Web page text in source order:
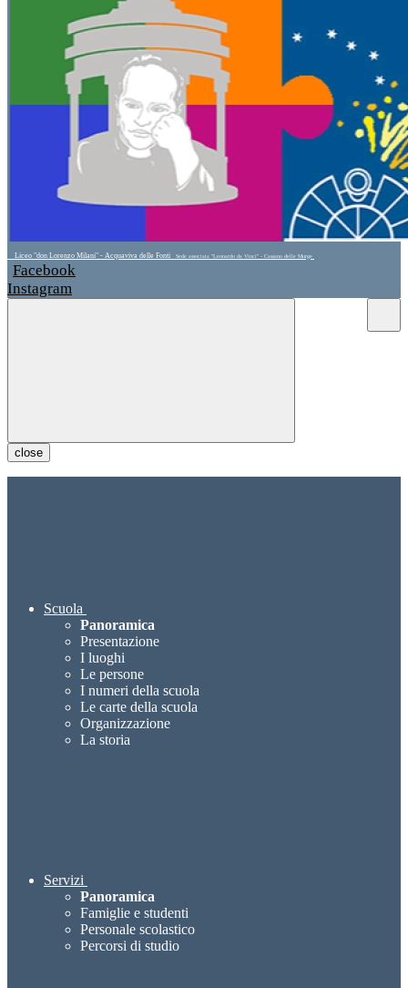
Liceo "don Lorenzo Milani" - Acquaviva delle Fonti Sede associata "Leonardo da Vinci" - Cassano delle Murge
Facebook
Instagram
close
Scuola
Panoramica
Presentazione
I luoghi
Le persone
I numeri della scuola
Le carte della scuola
Organizzazione
La storia
Servizi
Panoramica
Famiglie e studenti
Personale scolastico
Percorsi di studio